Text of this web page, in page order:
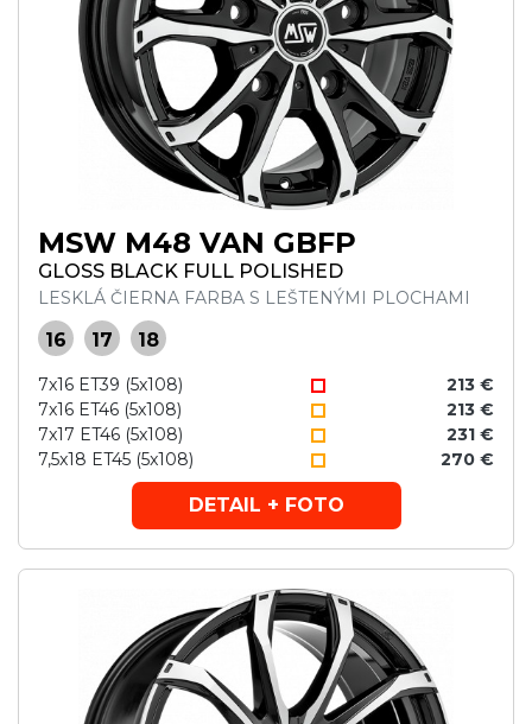
MSW M48 VAN GBFP
GLOSS BLACK FULL POLISHED
LESKLÁ ČIERNA FARBA S LEŠTENÝMI PLOCHAMI
16 17 18
7x16 ET39 (5x108)
213 €
7x16 ET46 (5x108)
213 €
7x17 ET46 (5x108)
231 €
7,5x18 ET45 (5x108)
270 €
DETAIL + FOTO